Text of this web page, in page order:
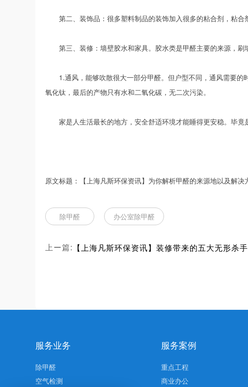
第二、装饰品：很多塑料制品的装饰加入很多的粘合剂，粘合
第三、装修：墙壁胶水和家具。胶水类是甲醛主要的来源，刷
1.通风，能够吹散很大一部分甲醛。但户型不同，通风需要的
氧化钛，最后的产物只有水和二氧化碳，无二次污染。
家是人生活最长的地方，安全舒适环境才能睡得更安稳。毕竟
原文标题：【上海凡斯环保资讯】为你解析甲醛的来源地以及解决
除甲醛 办公室除甲醛
上ー篇:
服务业务
除甲醛
空气检测
服务案例
重点工程
商业办公